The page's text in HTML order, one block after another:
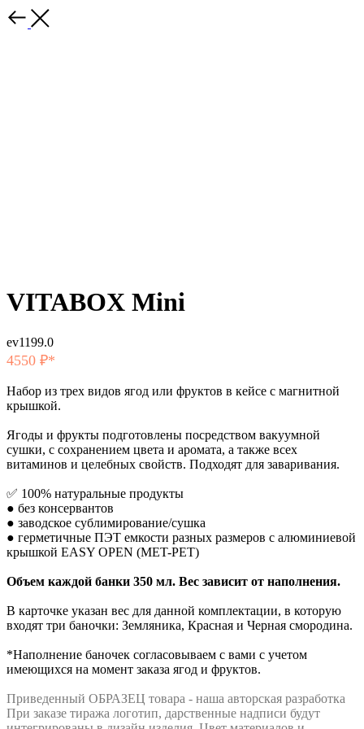
VITABOX Mini
ev1199.0
4550 ₽*
Набор из трех видов ягод или фруктов в кейсе с магнитной
крышкой.
Ягоды и фрукты подготовлены посредством вакуумной
сушки, с сохранением цвета и аромата, а также всех
витаминов и целебных свойств. Подходят для заваривания.
✅ 100% натуральные продукты
● без консервантов
● заводское сублимирование/сушка
● герметичные ПЭТ емкости разных размеров с алюминиевой
крышкой EASY OPEN (MET-PET)
Объем каждой банки 350 мл. Вес зависит от наполнения.
В карточке указан вес для данной комплектации, в которую
входят три баночки: Земляника, Красная и Черная смородина.
*Наполнение баночек согласовываем с вами с учетом
имеющихся на момент заказа ягод и фруктов.
Приведенный ОБРАЗЕЦ товара - наша авторская разработка
При заказе тиража логотип, дарственные надписи будут